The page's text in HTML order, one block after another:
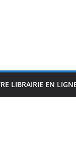
LIBRAIRIE EN